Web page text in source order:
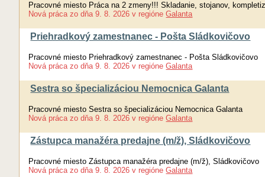
Pracovné miesto Práca na 2 zmeny!!! Skladanie, stojanov,
Nová práca zo dňa 9. 8. 2026 v regióne Galanta
Priehradkový zamestnanec - Pošta Sládkovičovo
Pracovné miesto Priehradkový zamestnanec - Pošta Sládkovičovo
Nová práca zo dňa 9. 8. 2026 v regióne Galanta
Sestra so špecializáciou Nemocnica Galanta
Pracovné miesto Sestra so špecializáciou Nemocnica Galanta
Nová práca zo dňa 9. 8. 2026 v regióne Galanta
Zástupca manažéra predajne (m/ž), Sládkovičovo
Pracovné miesto Zástupca manažéra predajne (m/ž), Sládkovičovo
Nová práca zo dňa 9. 8. 2026 v regióne Galanta